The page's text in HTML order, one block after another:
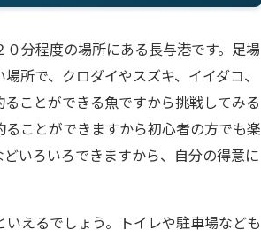
分程度の場所にある長与港です。足場
所で、クロダイやスズキ、イイダコ、
ことができる魚ですから挑戦してみる
ことができますから初心者の方でも楽
いろいろできますから、自分の得意に
えるでしょう。トイレや駐車場なども